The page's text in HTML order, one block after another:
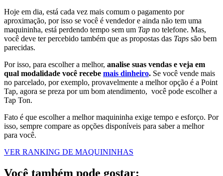
Hoje em dia, está cada vez mais comum o pagamento por
aproximação, por isso se você é vendedor e ainda não tem uma
maquininha, está perdendo tempo sem um Tap no telefone. Mas,
você deve ter percebido também que as propostas das Taps são bem
parecidas.
Por isso, para escolher a melhor, analise suas vendas e veja em
qual modalidade você recebe mais dinheiro. Se você vende mais
no parcelado, por exemplo, provavelmente a melhor opção é a Point
Tap, agora se preza por um bom atendimento, você pode escolher a
Tap Ton.
Fato é que escolher a melhor maquininha exige tempo e esforço. Por
isso, sempre compare as opções disponíveis para saber a melhor
para você.
VER RANKING DE MAQUININHAS
Você também pode gostar: